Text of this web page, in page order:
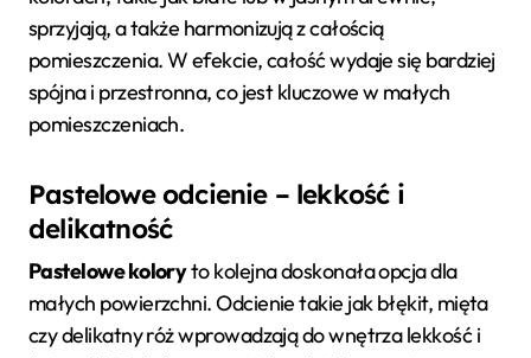
sprzyjają, a także harmonizują z całością
pomieszczenia. W efekcie, całość wydaje się bardziej
spójna i przestronna, co jest kluczowe w małych
pomieszczeniach.
Pastelowe odcienie – lekkość i
delikatność
Pastelowe koloryto kolejna doskonała opcja dla
małych powierzchni. Odcienie takie jak błękit, mięta
czy delikatny róż wprowadzają do wnętrza lekkość i